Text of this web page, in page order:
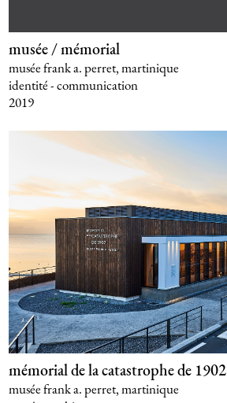
musée / mémorial
musée frank a. perret, martinique
identité - communication
2019
mémorial de la catastrophe de 1902
musée frank a. perret, martinique